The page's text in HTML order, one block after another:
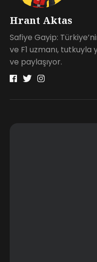
Hrant Aktas
Safiye Gayip:
ve F1 uzmanı, tutkuyla
ve paylaşıyor.